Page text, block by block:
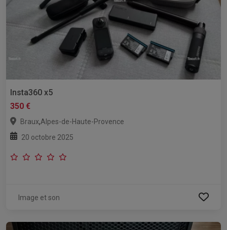
Insta360 x5
350 €
Braux,Alpes-de-Haute-Provence
20 octobre 2025
Image et son